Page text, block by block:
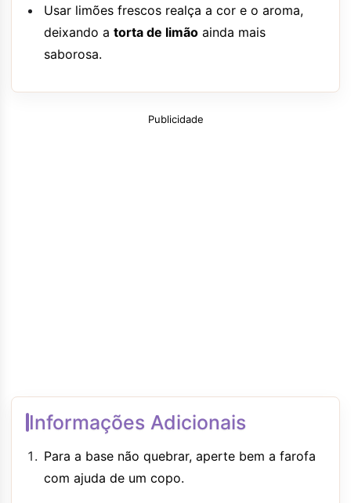
Usar limões frescos realça a cor e o aroma,
deixando a torta de limão ainda mais
saborosa.
Publicidade
Informações Adicionais
Para a base não quebrar, aperte bem a farofa
com ajuda de um copo.